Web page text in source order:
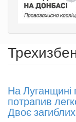
На Луганщині
потрапив
Двоє загиблих